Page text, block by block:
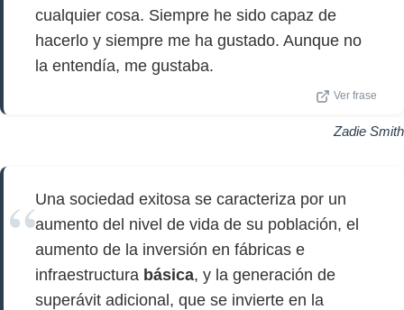
cualquier cosa. Siempre he sido capaz de
hacerlo y siempre me ha gustado. Aunque no
la entendía, me gustaba.
Ver frase
Zadie Smith
Una sociedad exitosa se caracteriza por un
aumento del nivel de vida de su población, el
aumento de la inversión en fábricas e
infraestructura básica, y la generación de
superávit adicional, que se invierte en la